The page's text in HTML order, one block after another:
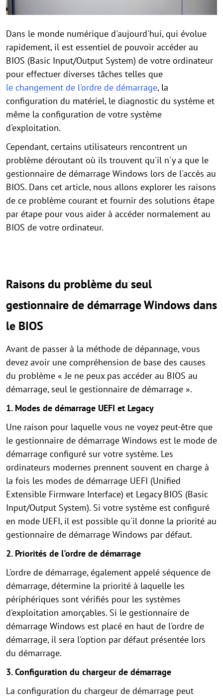
Dans le monde numérique d'aujourd'hui, qui évolue
rapidement, il est essentiel de pouvoir accéder au
BIOS (Basic Input/Output System) de votre ordinateur
pour effectuer diverses tâches telles que
le changement de l'ordre de démarrage, la
configuration du matériel, le diagnostic du système et
même la configuration de votre système
d'exploitation.
Cependant, certains utilisateurs rencontrent un
problème déroutant où ils trouvent qu'il n'y a que le
gestionnaire de démarrage Windows lors de l'accès au
BIOS. Dans cet article, nous allons explorer les raisons
de ce problème courant et fournir des solutions étape
par étape pour vous aider à accéder normalement au
BIOS de votre ordinateur.
Raisons du problème du seul
gestionnaire de démarrage Windows dans
le BIOS
Avant de passer à la méthode de dépannage, vous
devez avoir une compréhension de base des causes
du problème « Je ne peux pas accéder au BIOS au
démarrage, seul le gestionnaire de démarrage ».
1. Modes de démarrage UEFI et Legacy
Une raison pour laquelle vous ne voyez peut-être que
le gestionnaire de démarrage Windows est le mode de
démarrage configuré sur votre système. Les
ordinateurs modernes prennent souvent en charge à
la fois les modes de démarrage UEFI (Unified
Extensible Firmware Interface) et Legacy BIOS (Basic
Input/Output System). Si votre système est configuré
en mode UEFI, il est possible qu'il donne la priorité au
gestionnaire de démarrage Windows par défaut.
2. Priorités de l'ordre de démarrage
L'ordre de démarrage, également appelé séquence de
démarrage, détermine la priorité à laquelle les
périphériques sont vérifiés pour les systèmes
d'exploitation amorçables. Si le gestionnaire de
démarrage Windows est placé en haut de l'ordre de
démarrage, il sera l'option par défaut présentée lors
du démarrage.
3. Configuration du chargeur de démarrage
La configuration du chargeur de démarrage peut